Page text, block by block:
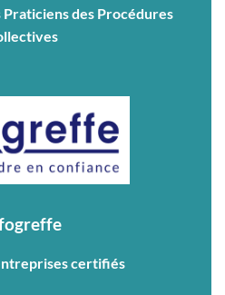
des Procédures
certifiés